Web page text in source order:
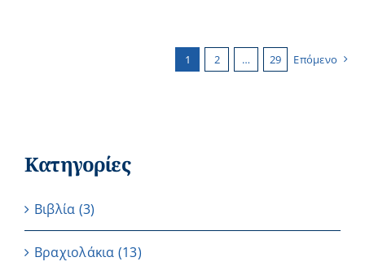
1 2 … 29 Επόμενο
Κατηγορίες
Βιβλία (3)
Βραχιολάκια (13)